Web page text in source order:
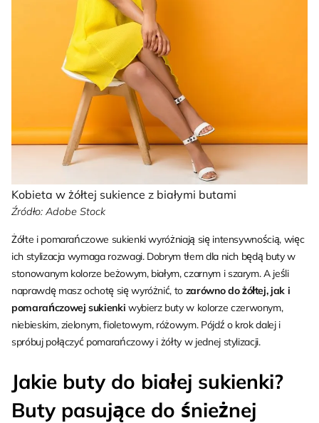
Kobieta w żółtej sukience z białymi butami
Źródło: Adobe Stock
Żółte i pomarańczowe sukienki wyróżniają się intensywnością, więc
ich stylizacja wymaga rozwagi. Dobrym tłem dla nich będą buty w
stonowanym kolorze beżowym, białym, czarnym i szarym. A jeśli
naprawdę masz ochotę się wyróżnić, to zarówno do żółtej, jak i
pomarańczowej sukienki wybierz buty w kolorze czerwonym,
niebieskim, zielonym, fioletowym, różowym. Pójdź o krok dalej i
spróbuj połączyć pomarańczowy i żółty w jednej stylizacji.
Jakie buty do białej sukienki?
Buty pasujące do śnieżnej